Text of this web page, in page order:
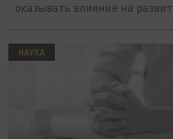
оказывать влияние на
НАУКА